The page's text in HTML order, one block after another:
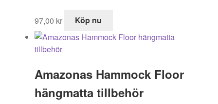
97,00 kr Köp nu
Amazonas Hammock Floor
hängmatta tillbehör